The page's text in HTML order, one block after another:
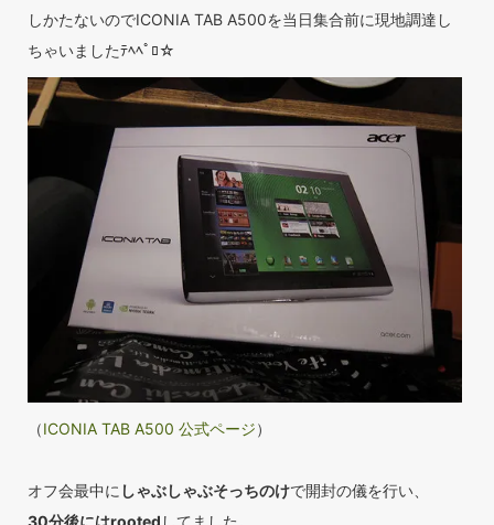
しかたないのでICONIA TAB A500を当日集合前に現地調達し
ちゃいましたﾃﾍﾍﾟﾛ☆
（ICONIA TAB A500 公式ページ）
オフ会最中に しゃぶしゃぶそっちのけで開封の儀を行い、